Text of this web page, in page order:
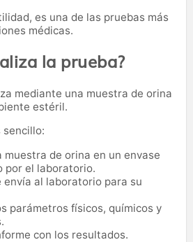
es una de las pruebas más
médicas.
la prueba?
mediante una muestra de orina
estéril.
sencillo:
muestra de orina en un envase
por el laboratorio.
envía al laboratorio para su
parámetros físicos, químicos y
con los resultados.